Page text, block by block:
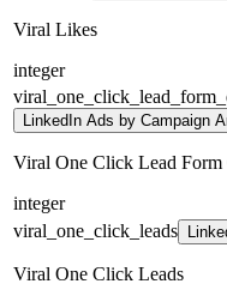
Viral Likes
integer
LinkedIn Ads by Campaign
Viral One Click Lead Form
integer
viral_one_click_leads
Viral One Click Leads